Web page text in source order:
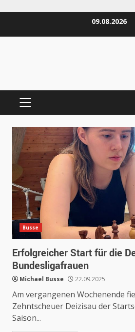
09.08.2026
PRIMÄRES
Busse
Erfolgreicher Start für die
Bundesligafrauen
Michael Busse 22.09.2025
Am vergangenen Wochenende
Zehntscheuer Deizisau der
Saison...